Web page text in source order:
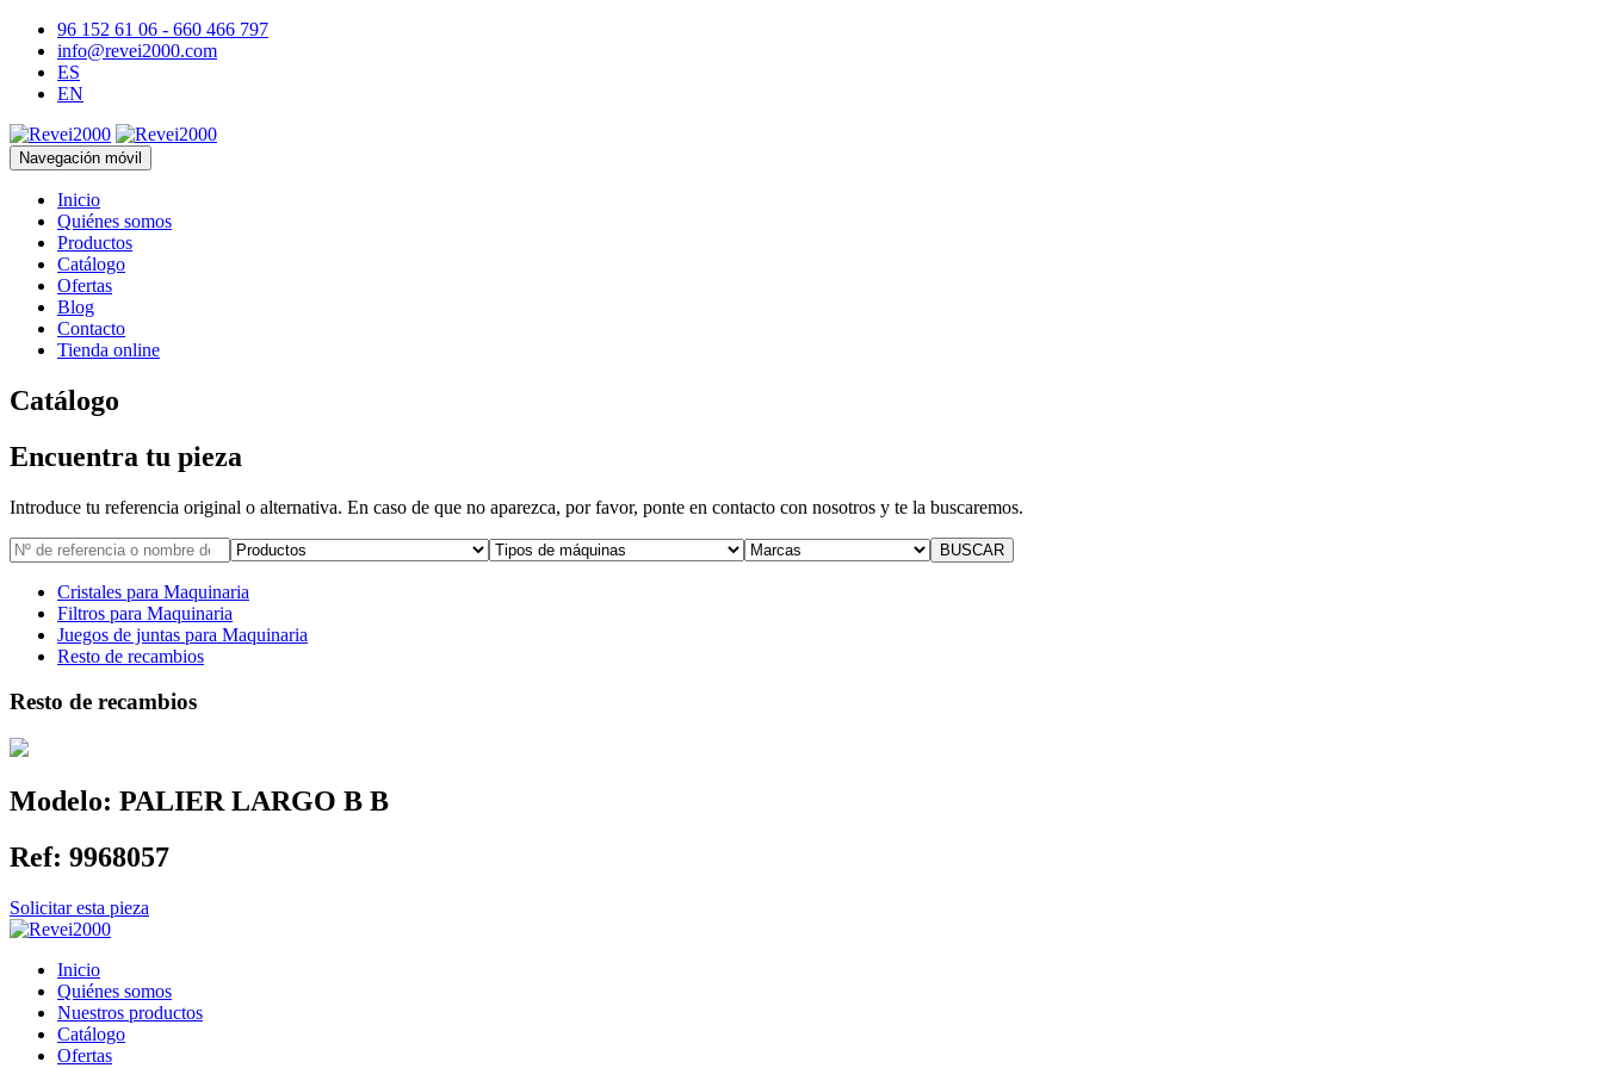
96 152 61 06 - 660 466 797
info@revei2000.com
ES
EN
Navegación móvil
Inicio
Quiénes somos
Productos
Catálogo
Ofertas
Blog
Contacto
Tienda online
Catálogo
Encuentra tu pieza
Introduce tu referencia original o alternativa. En caso de que no aparezca, por favor, ponte en contacto con nosotros y te la buscaremos.
Cristales para Maquinaria
Filtros para Maquinaria
Juegos de juntas para Maquinaria
Resto de recambios
Resto de recambios
Modelo: PALIER LARGO B B
Ref: 9968057
Solicitar esta pieza
Inicio
Quiénes somos
Nuestros productos
Catálogo
Ofertas